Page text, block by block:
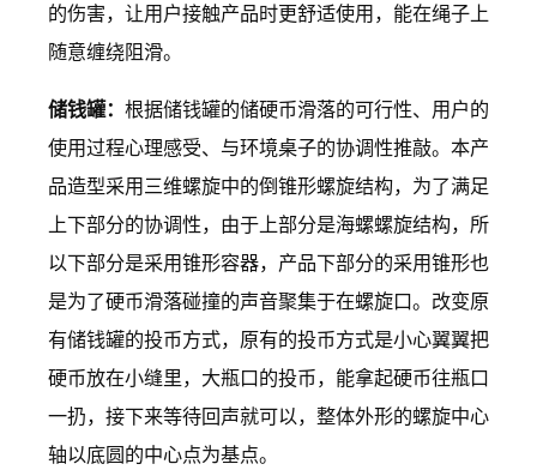
的伤害，让用户接触产品时更舒适使用，能在绳子上
随意缠绕阻滑。
储钱罐： 根据储钱罐的储硬币滑落的可行性、用户的
使用过程心理感受、与环境桌子的协调性推敲。本产
品造型采用三维螺旋中的倒锥形螺旋结构，为了满足
上下部分的协调性，由于上部分是海螺螺旋结构，所
以下部分是采用锥形容器，产品下部分的采用锥形也
是为了硬币滑落碰撞的声音聚集于在螺旋口。改变原
有储钱罐的投币方式，原有的投币方式是小心翼翼把
硬币放在小缝里，大瓶口的投币，能拿起硬币往瓶口
一扔，接下来等待回声就可以，整体外形的螺旋中心
轴以底圆的中心点为基点。